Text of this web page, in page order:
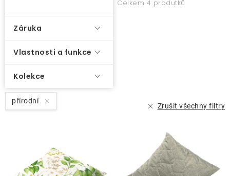
O nás
Záruka
Vlastnosti a funkce
Kolekce
Celkem 4 produtků
ů
přírodní
Zrušit všechny filtry